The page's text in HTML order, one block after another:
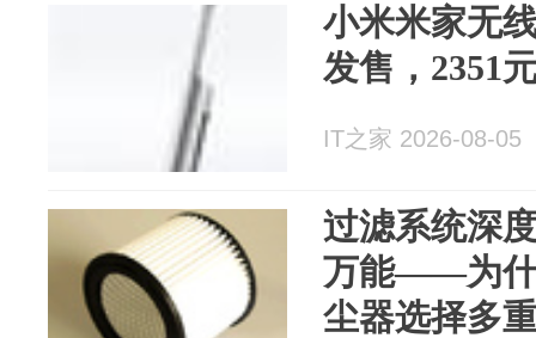
小米米家无
发售，2351
IT之家 2026-08-05
过滤系统深
万能——为什
尘器选择多